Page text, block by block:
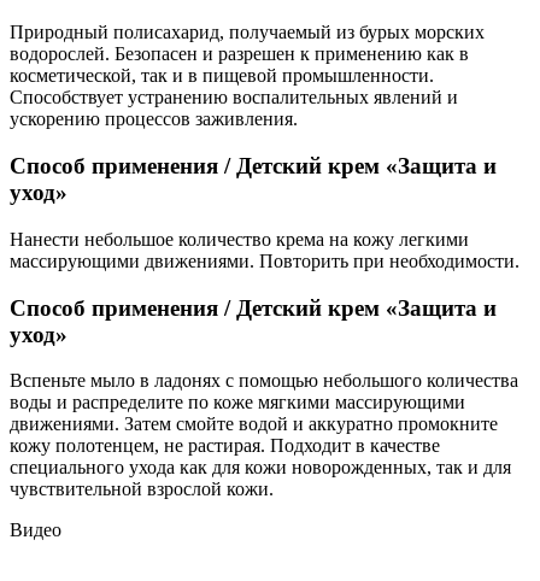
Природный полисахарид, получаемый из бурых морских
водорослей. Безопасен и разрешен к применению как в
косметической, так и в пищевой промышленности.
Способствует устранению воспалительных явлений и
ускорению процессов заживления.
Способ применения / Детский крем «Защита и
уход»
Нанести небольшое количество крема на кожу легкими
массирующими движениями. Повторить при необходимости.
Способ применения / Детский крем «Защита и
уход»
Вспеньте мыло в ладонях с помощью небольшого количества
воды и распределите по коже мягкими массирующими
движениями. Затем смойте водой и аккуратно промокните
кожу полотенцем, не растирая. Подходит в качестве
специального ухода как для кожи новорожденных, так и для
чувствительной взрослой кожи.
Видео